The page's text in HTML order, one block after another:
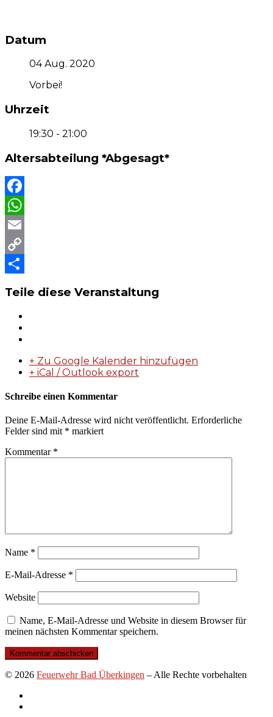
Datum
04 Aug. 2020
Vorbei!
Uhrzeit
19:30 - 21:00
Altersabteilung *Abgesagt*
Facebook
WhatsApp
Email
Copy
Teile diese Veranstaltung
+ Zu Google Kalender hinzufügen
+ iCal / Outlook export
Schreibe einen Kommentar
Deine E-Mail-Adresse wird nicht veröffentlicht. Erforderliche
Felder sind mit * markiert
Kommentar *
Name *
E-Mail-Adresse *
Website
Name, E-Mail-Adresse und Website in diesem Browser für
meinen nächsten Kommentar speichern.
© 2026 Feuerwehr Bad Überkingen – Alle Rechte vorbehalten